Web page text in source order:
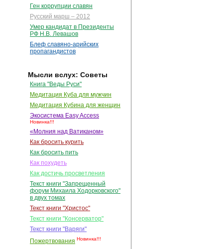
Ген коррупции славян
Русский марш – 2012
Умер кандидат в Президенты
РФ Н.В. Левашов
Блеф славяно-арийских
пропагандистов
Мысли вслух: Советы
Книга "Веды Руси"
Медитация Куба для мужчин
Медитация Кубина для женщин
Экосистема Easy Access
Новинка!!!
«Молния над Ватиканом»
Как бросить курить
Как бросить пить
Как похудеть
Как достичь просветления
Текст книги "Запрещенный
форум Михаила Ходорковского"
в двух томах
Текст книги "Христос"
Текст книги "Консерватор"
Текст книги "Варяги"
Пожертвования Новинка!!!